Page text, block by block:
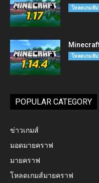
โหลดเกมส์
โหลดเกมส์
POPULAR CATEGORY
ข่าวเกมส์
มอดมายคราฟ
มายคราฟ
โหลดเกมส์มายคราฟ